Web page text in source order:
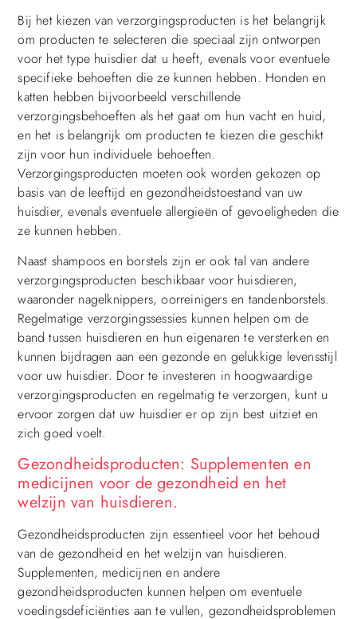
Bij het kiezen van verzorgingsproducten is het belangrijk
om producten te selecteren die speciaal zijn ontworpen
voor het type huisdier dat u heeft, evenals voor eventuele
specifieke behoeften die ze kunnen hebben. Honden en
katten hebben bijvoorbeeld verschillende
verzorgingsbehoeften als het gaat om hun vacht en huid,
en het is belangrijk om producten te kiezen die geschikt
zijn voor hun individuele behoeften.
Verzorgingsproducten moeten ook worden gekozen op
basis van de leeftijd en gezondheidstoestand van uw
huisdier, evenals eventuele allergieën of gevoeligheden die
ze kunnen hebben.
Naast shampoos en borstels zijn er ook tal van andere
verzorgingsproducten beschikbaar voor huisdieren,
waaronder nagelknippers, oorreinigers en tandenborstels.
Regelmatige verzorgingssessies kunnen helpen om de
band tussen huisdieren en hun eigenaren te versterken en
kunnen bijdragen aan een gezonde en gelukkige levensstijl
voor uw huisdier. Door te investeren in hoogwaardige
verzorgingsproducten en regelmatig te verzorgen, kunt u
ervoor zorgen dat uw huisdier er op zijn best uitziet en
zich goed voelt.
Gezondheidsproducten: Supplementen en
medicijnen voor de gezondheid en het
welzijn van huisdieren.
Gezondheidsproducten zijn essentieel voor het behoud
van de gezondheid en het welzijn van huisdieren.
Supplementen, medicijnen en andere
gezondheidsproducten kunnen helpen om eventuele
voedingsdeficiënties aan te vullen, gezondheidsproblemen